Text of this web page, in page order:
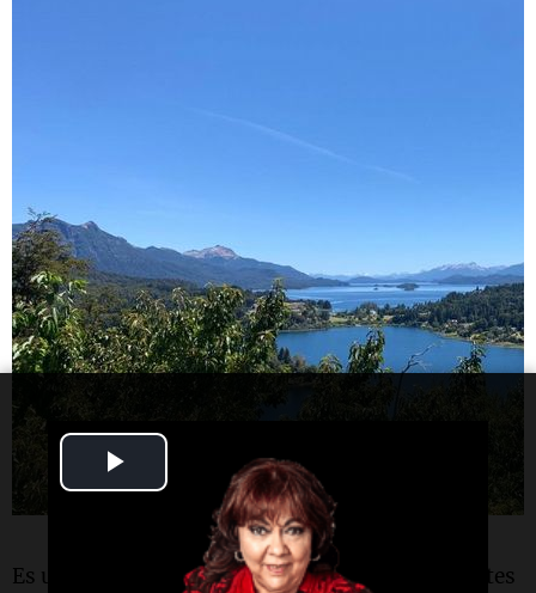
Video
Es un cerro que se caracteriza por las impactantes